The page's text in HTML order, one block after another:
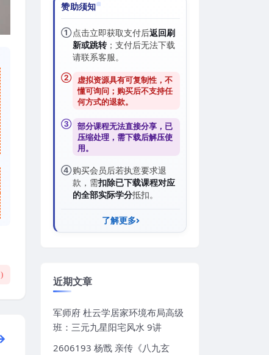
)
赞助须知
①点击立即获取支付后返回刷
新或跳转；支付后无法下载
请联系客服。
②
虚拟资源具有可复制性，不
懂可询问；购买后不支持任
何方式的退款。
③ 部分课程无法直接分享，已
压缩处理，需下载后解压使
用。
④购买会员后若执意要求退
款，需扣除已下载课程对应
的全部实际学分抵扣。
了解更多
近期文章
军师府 杜云学居家环境布局高级
班：三元九星阳宅风水 9讲
2606193 杨戬 亲传《八九玄